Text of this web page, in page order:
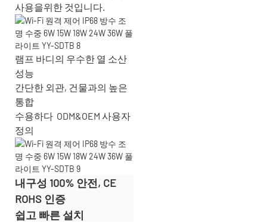
사용을위한 것입니다.
램프 바디의 우수한 열 소산
성능
간단한 외관, 건물과의 높은
통합
수용하다 ODM&OEM 사용자
정의
내구성 100% 안전, CE
ROHS 인증
쉽고 빠른 설치